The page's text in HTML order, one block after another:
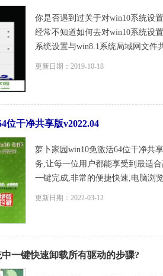
你是否遇到过关于对win10系统设
经常不知道如何去对win10系统设
系统设置与win8.1系统局域网文件
更新日期：2019-10-18
位干净共享版v2022.04
萝卜家园win10免激活64位干净共
务,让每一位用户都能享受到最适
一键完成,非常的便捷快速,电脑浏
更新日期：2022-03-12
一键快速卸载所有驱动的步骤?